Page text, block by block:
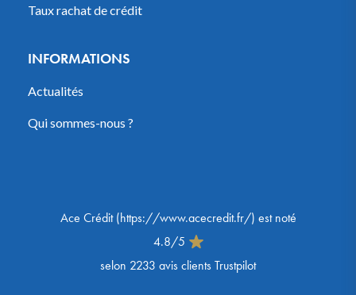
Taux rachat de crédit
INFORMATIONS
Actualités
Qui sommes-nous ?
Ace Crédit(https://www.acecredit.fr/) est noté
4.8/5
selon 2233 avis clients Trustpilot